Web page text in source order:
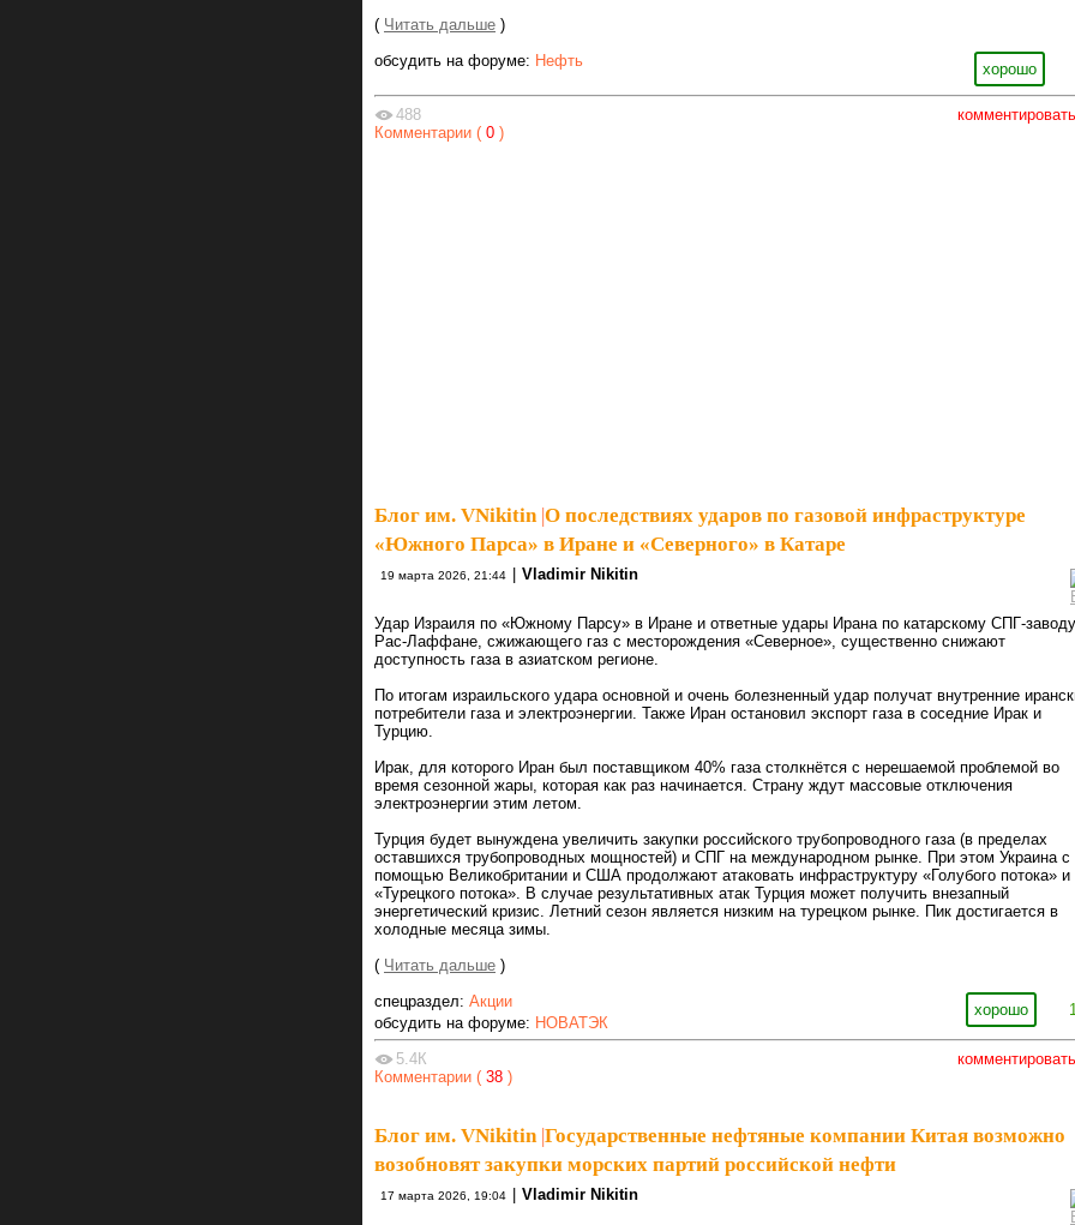
( Читать дальше )
хорошо
обсудить на форуме: Нефть
комментировать
488
Комментарии ( 0 )
Блог им. VNikitin |О последствиях ударов по газовой инфраструктуре
«Южного Парса» в Иране и «Северного» в Катаре
19 марта 2026, 21:44 | Vladimir Nikitin
Удар Израиля по «Южному Парсу» в Иране и ответные удары Ирана по катарскому СПГ-
Рас-Лаффане, сжижающего газ с месторождения «Северное», существенно снижают
доступность газа в азиатском регионе.
По итогам израильского удара основной и очень болезненный удар получат внутренние
потребители газа и электроэнергии. Также Иран остановил экспорт газа в соседние Ирак и
Турцию.
Ирак, для которого Иран был поставщиком 40% газа столкнётся с нерешаемой проблемой во
время сезонной жары, которая как раз начинается. Страну ждут массовые отключения
электроэнергии этим летом.
Турция будет вынуждена увеличить закупки российского трубопроводного газа (в пределах
оставшихся трубопроводных мощностей) и СПГ на международном рынке. При этом Украина с
помощью Великобритании и США продолжают атаковать инфраструктуру «Голубого потока» и
«Турецкого потока». В случае результативных атак Турция может получить внезапный
энергетический кризис. Летний сезон является низким на турецком рынке. Пик достигается в
холодные месяца зимы.
( Читать дальше )
хорошо
спецраздел: Акции
обсудить на форуме: НОВАТЭК
комментировать
5.4К
Комментарии ( 38 )
Блог им. VNikitin|Государственные нефтяные компании Китая возможно
возобновят закупки морских партий российской нефти
17 марта 2026, 19:04 Vladimir Nikitin